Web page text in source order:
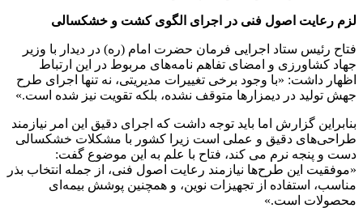
لزم رعایت اصول فنی در اجرای الگوی کشت و خشکسالی
فتاح رئیس ستاد اجرایی فرمان حضرت امام (ره) در دیدار با وزیر
جهاد کشاورزی و امضای تفاهم نامه‌های مربوط در این ارتباط
اظهار داشت: «با وجود برخی تغییرات مدیریتی، نه تنها اجرای طرح
جهش تولید در دیمزارها متوقف نشده، بلکه تقویت نیز شده‌ است.»
بنابراین گزارش اما باید توجه داشت که اجرای دقیق این امر نیازمند
طراحی‌های دقیق و عملی است زیرا کشور با مشکلات خشکسالی
دست و پنجه نرم می کند، فتاح با علم به این موضوع گفت:
«موفقیت این طرح‌ها نیازمند رعایت اصول فنی، از جمله انتخاب بذر
مناسب، استفاده از تجهیزات نوین، و همچنین پوشش بیمه‌ای
محصولات است.»